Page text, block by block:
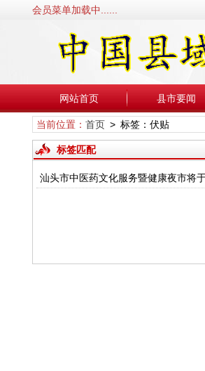
会员菜单加载中......
网站首页 县市要闻
当前位置： 首页> 标签：伏贴
标签匹配
汕头市中医药文化服务暨健康夜市将